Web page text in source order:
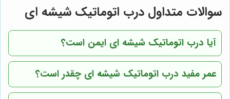
سوالات متداول درب اتوماتیک شیشه ای
آیا درب اتوماتیک شیشه ای ایمن است؟
عمر مفید درب اتوماتیک شیشه ای چقدر است؟